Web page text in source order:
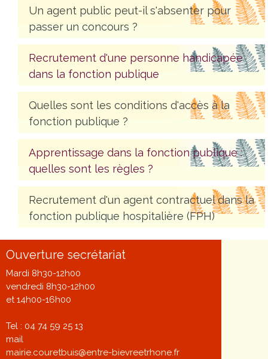
Un agent public peut-il s'absenter pour
passer un concours ?
Recrutement d'une personne handicapée
dans la fonction publique
Quelles sont les conditions d'accès à la
fonction publique ?
Apprentissage dans la fonction publique :
quelles sont les règles ?
Recrutement d'un agent contractuel dans la
fonction publique hospitalière (FPH)
Ouverture secrétariat
Mardi 8h30-12h00
vendredi 8h30-12h00
et 14h00-16h00
Tel : 04 74 59 25 13
mail
mairie.couretbuis@entre-bievreetrhone.fr